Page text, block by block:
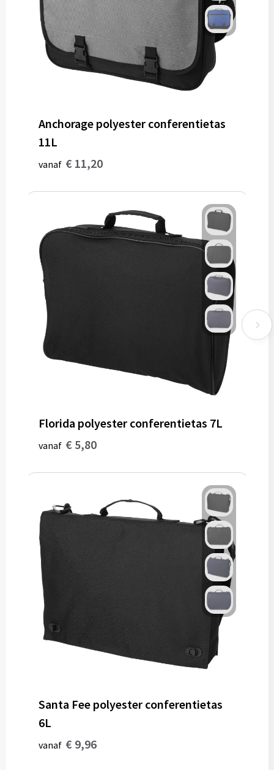
Gereedschap
Persoonlijke verzorging
Zonnebrillen
Verpakkingen
Pashouders
Anchorage polyester conferentietas
11L
vanaf € 11,20
Florida polyester conferentietas 7L
vanaf € 5,80
Santa Fee polyester conferentietas
6L
vanaf € 9,96